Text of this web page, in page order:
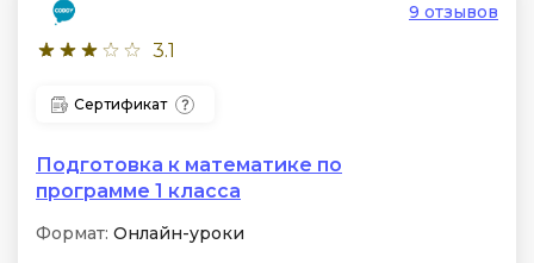
3.1
9 отзывов
Сертификат
Подготовка к математике по
программе 1 класса
Формат: Онлайн-уроки